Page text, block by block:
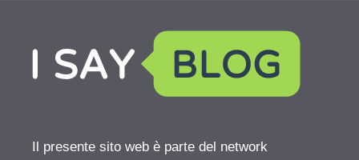
Il presente sito web è parte del network